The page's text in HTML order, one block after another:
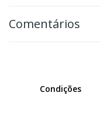
Comentários
Condições